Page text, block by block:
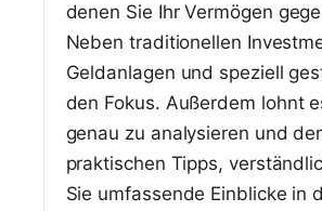
denen Sie Ihr Vermögen
Neben traditionellen
Geldanlagen und speziell
den Fokus. Außerdem lohnt
genau zu analysieren und
praktischen Tipps,
Sie umfassende Einblicke in